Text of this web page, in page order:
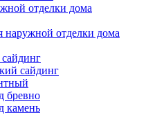
отделки дома
наружной отделки дома
сайдинг
бревно
камень